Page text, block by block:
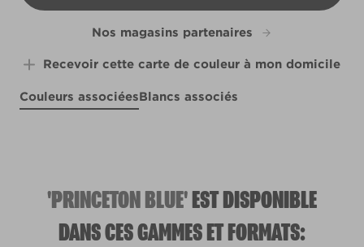
Nos magasins partenaires
Recevoir cette carte de couleur à mon domicile
Couleurs associéesBlancs associés
'PRINCETON BLUE' EST DISPONIBLE
DANS CES GAMMES ET FORMATS: